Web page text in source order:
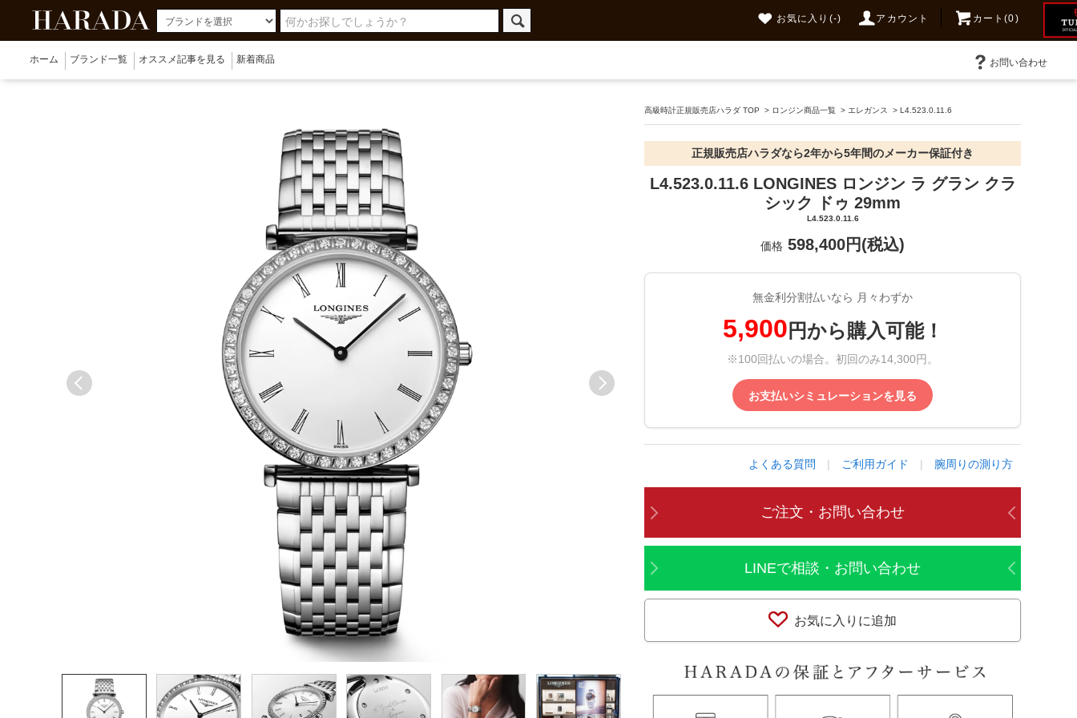
お気に入り (-) アカウント カート(0)
ホーム ブランド一覧 オススメ記事を見る 新着商品 お問い合わせ
高級時計正規販売店ハラダ TOP > ロンジン商品一覧 >エレガンス >L4.523.0.11.6
正規販売店ハラダなら2年から5年間のメーカー保証付き
L4.523.0.11.6 LONGINES ロンジン ラ グラン クラ
シック ドゥ 29mm
L4.523.0.11.6
価格 598,400円(税込)
無金利分割払いなら 月々わずか
5,900 円から購入可能！
※100回払いの場合。初回のみ14,300円。
お支払いシミュレーションを見る
よくある質問 | ご利用ガイド | 腕周りの測り方
ご注文・お問い合わせ
LINEで相談・お問い合わせ
お気に入りに追加